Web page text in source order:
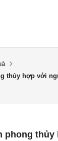
thủy hợp với
phong